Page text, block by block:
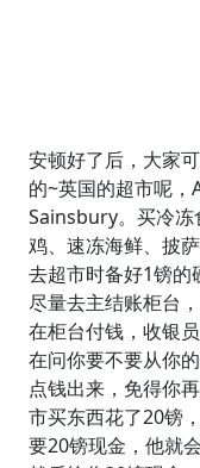
安顿好了后，大家
的~英国的超市呢，
Sainsbury。买冷
鸡、速冻海鲜、披
去超市时备好1镑的
尽量去主结账柜台
在柜台付钱，收银
在问你要不要从你
点钱出来，免得你
市买东西花了20镑
要20镑现金，他就